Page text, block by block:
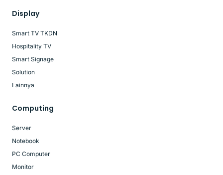
Display
Smart TV TKDN
Hospitality TV
Smart Signage
Solution
Lainnya
Computing
Server
Notebook
PC Computer
Monitor